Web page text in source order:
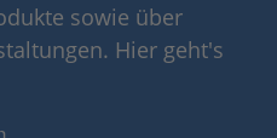
sowie über
Hier geht's